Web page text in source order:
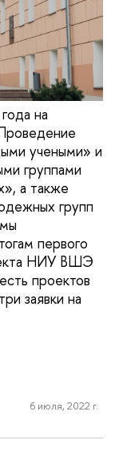
на
учеными» и
группами
а также
групп
первого
НИУ ВШЭ
проектов
заявки на
6 июля, 2022 г.